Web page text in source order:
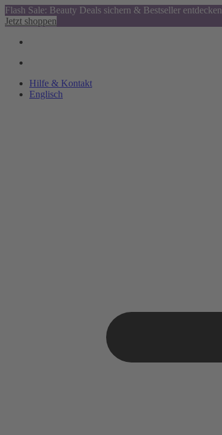
Flash Sale: Beauty Deals sichern & Bestseller entdecken
Jetzt shoppen
Hilfe & Kontakt
Englisch